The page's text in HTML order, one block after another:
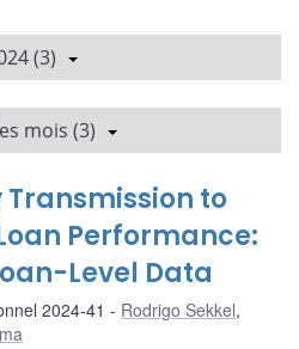
(3)
mois (3)
to
Performance:
Level Data
2024-41 Rodrigo Sekkel,